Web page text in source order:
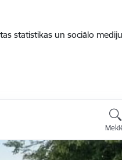
statistikas un sociālo